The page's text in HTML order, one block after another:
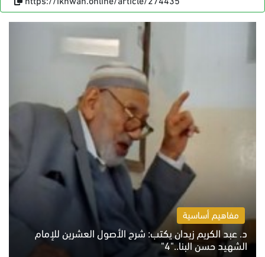
مفاهيم أساسية
د. عبد الكريم زيدان يكتب: شرح الأصول العشرين للإمام
الشهيد حسن البنا.."4"